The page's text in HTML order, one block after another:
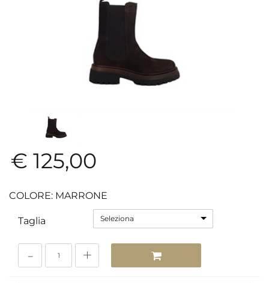
€ 125,00
COLORE: MARRONE
Taglia Seleziona